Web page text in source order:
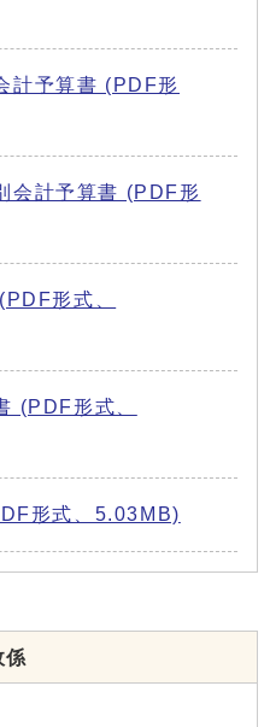
計予算書 (PDF形
会計予算書 (PDF形
形式、
(PDF形式、
形式、5.03MB)
係